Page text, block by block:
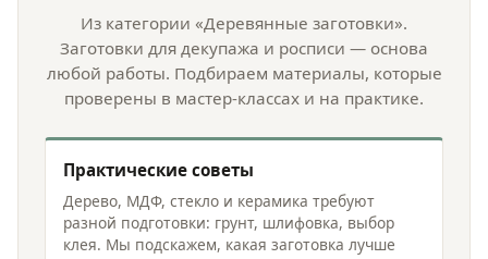
Из категории «Деревянные заготовки».
Заготовки для декупажа и росписи — основа
любой работы. Подбираем материалы, которые
проверены в мастер-классах и на практике.
Практические советы
Дерево, МДФ, стекло и керамика требуют
разной подготовки: грунт, шлифовка, выбор
клея. Мы подскажем, какая заготовка лучше